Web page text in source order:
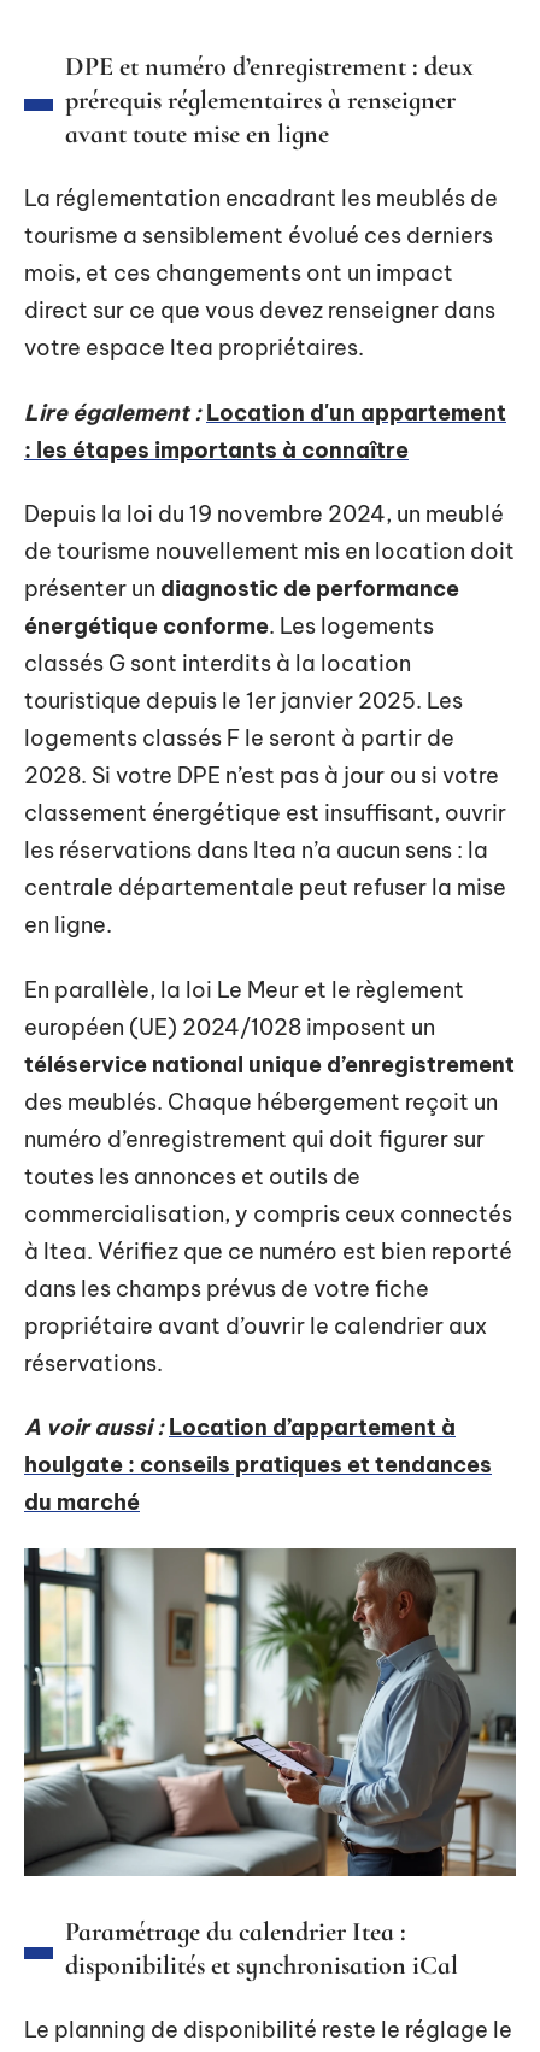
DPE et numéro d’enregistrement : deux
prérequis réglementaires à renseigner
avant toute mise en ligne
La réglementation encadrant les meublés de
tourisme a sensiblement évolué ces derniers
mois, et ces changements ont un impact
direct sur ce que vous devez renseigner dans
votre espace Itea propriétaires.
Lire également : Location d'un appartement
: les étapes importants à connaître
Depuis la loi du 19 novembre 2024, un meublé
de tourisme nouvellement mis en location doit
présenter un diagnostic de performance
énergétique conforme. Les logements
classés G sont interdits à la location
touristique depuis le 1er janvier 2025. Les
logements classés F le seront à partir de
2028. Si votre DPE n’est pas à jour ou si votre
classement énergétique est insuffisant, ouvrir
les réservations dans Itea n’a aucun sens : la
centrale départementale peut refuser la mise
en ligne.
En parallèle, la loi Le Meur et le règlement
européen (UE) 2024/1028 imposent un
téléservice national unique d’enregistrement
des meublés. Chaque hébergement reçoit un
numéro d’enregistrement qui doit figurer sur
toutes les annonces et outils de
commercialisation, y compris ceux connectés
à Itea. Vérifiez que ce numéro est bien reporté
dans les champs prévus de votre fiche
propriétaire avant d’ouvrir le calendrier aux
réservations.
A voir aussi : Location d’appartement à
houlgate : conseils pratiques et tendances
du marché
Paramétrage du calendrier Itea :
disponibilités et synchronisation iCal
Le planning de disponibilité reste le réglage le